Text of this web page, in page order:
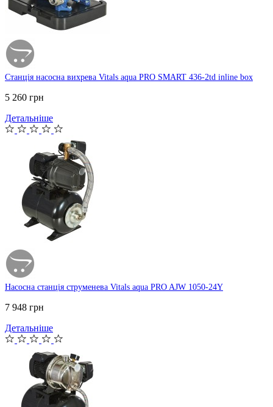
Станція насосна вихрева Vitals aqua PRO SMART 436-2td inline box
5 260 грн
Детальніше
Насосна станція струменева Vitals aqua PRO AJW 1050-24Y
7 948 грн
Детальніше